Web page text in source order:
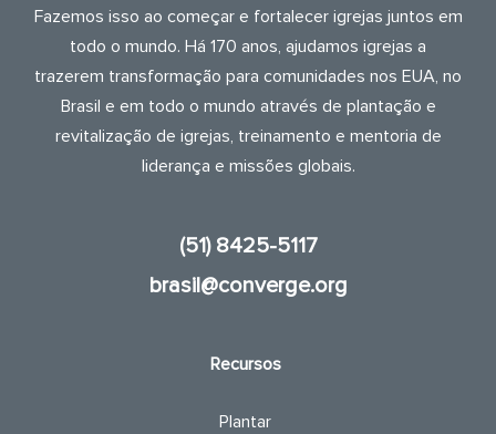
Fazemos isso ao começar e fortalecer igrejas juntos em
todo o mundo. Há 170 anos, ajudamos igrejas a
trazerem transformação para comunidades nos EUA, no
Brasil e em todo o mundo através de plantação e
revitalização de igrejas, treinamento e mentoria de
liderança e missões globais.
(51) 8425-5117
brasil@converge.org
Recursos
Plantar